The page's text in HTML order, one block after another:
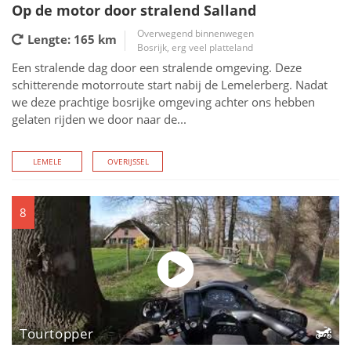
Op de motor door stralend Salland
Lengte: 165 km
Overwegend binnenwegen
Bosrijk, erg veel platteland
Een stralende dag door een stralende omgeving. Deze
schitterende motorroute start nabij de Lemelerberg. Nadat
we deze prachtige bosrijke omgeving achter ons hebben
gelaten rijden we door naar de...
LEMELE OVERIJSSEL
8
Tourtopper